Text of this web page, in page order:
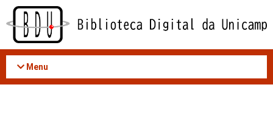
Acessar
conteúdo
Menu